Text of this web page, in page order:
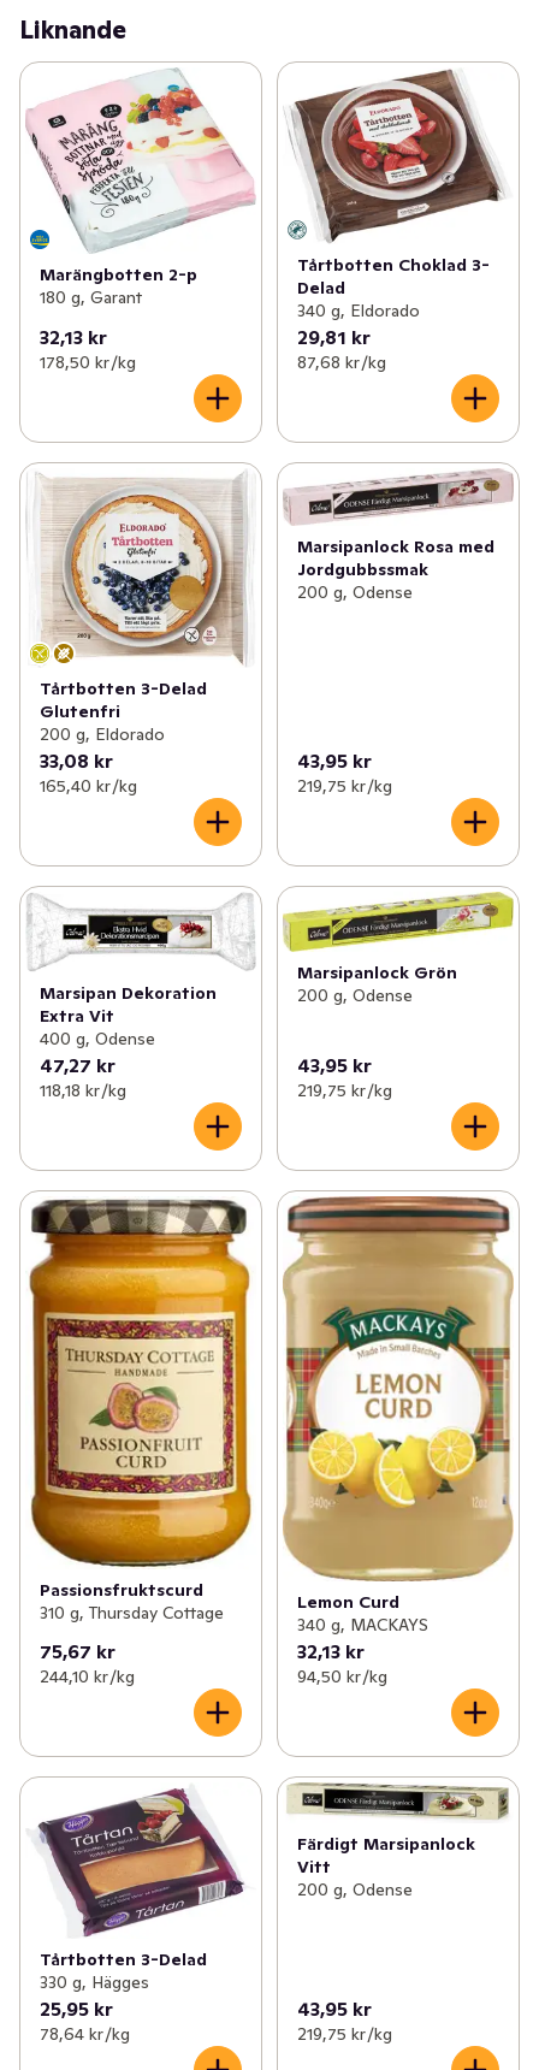
Liknande
Marängbotten 2-p
180 g, Garant
32,13 kr
178,50 kr /kg
Tårtbotten Choklad 3-
Delad
340 g, Eldorado
29,81 kr
87,68 kr /kg
Tårtbotten 3-Delad
Glutenfri
200 g, Eldorado
33,08 kr
165,40 kr /kg
Marsipanlock Rosa med
Jordgubbssmak
200 g, Odense
43,95 kr
219,75 kr /kg
Marsipan Dekoration
Extra Vit
400 g, Odense
47,27 kr
118,18 kr /kg
Marsipanlock Grön
200 g, Odense
43,95 kr
219,75 kr /kg
Passionsfruktscurd
310 g, Thursday Cottage
75,67 kr
244,10 kr /kg
Lemon Curd
340 g, MACKAYS
32,13 kr
94,50 kr /kg
Tårtbotten 3-Delad
330 g, Hägges
25,95 kr
78,64 kr /kg
Färdigt Marsipanlock
Vitt
200 g, Odense
43,95 kr
219,75 kr /kg